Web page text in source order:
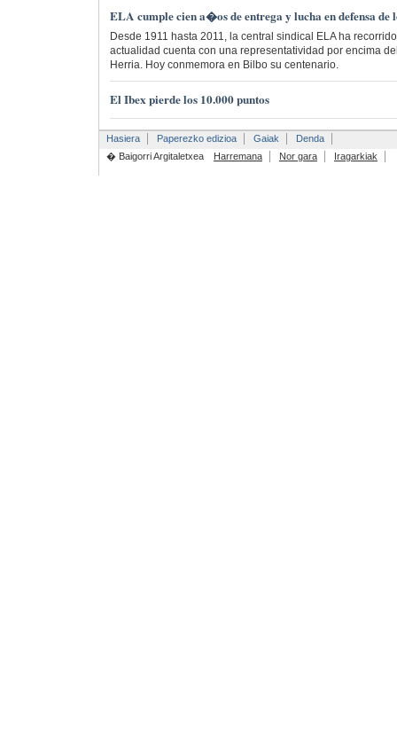
ELA cumple cien a�os de entrega y lucha en defensa de
Desde 1911 hasta 2011, la central sindical ELA ha
actualidad cuenta con una representatividad por encima
Herria. Hoy conmemora en Bilbo su centenario.
El Ibex pierde los 10.000 puntos
Hasiera Paperezko edizioa Gaiak
Denda
� Baigorri Argitaletxea
Harremana Nor gara Iragarkiak